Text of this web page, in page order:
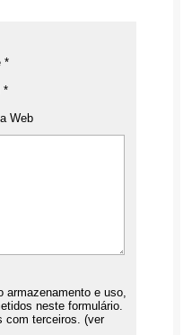
*
*
Web
e uso,
neste formulário.
com terceiros. (ver